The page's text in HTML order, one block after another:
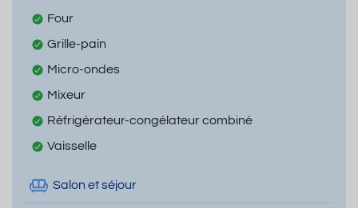
Four
Grille-pain
Micro-ondes
Mixeur
Réfrigérateur-congélateur combiné
Vaisselle
Salon et séjour